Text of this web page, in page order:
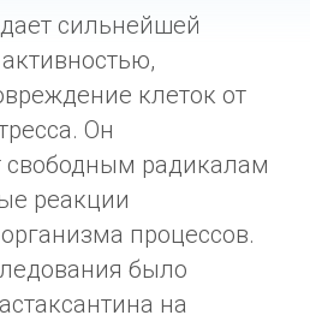
сильнейшей
клеток от
Он
свободным радикалам
реакции
процессов.
было
на